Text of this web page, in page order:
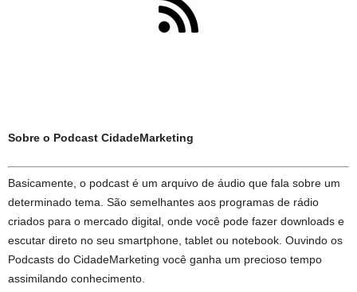
Sobre o Podcast CidadeMarketing
Basicamente, o podcast é um arquivo de áudio que fala sobre um
determinado tema. São semelhantes aos programas de rádio
criados para o mercado digital, onde você pode fazer downloads e
escutar direto no seu smartphone, tablet ou notebook. Ouvindo os
Podcasts do CidadeMarketing você ganha um precioso tempo
assimilando conhecimento.